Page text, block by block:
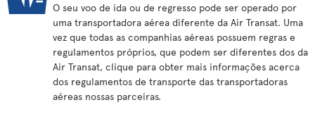
O seu voo de ida ou de regresso pode ser operado por
uma transportadora aérea diferente da Air Transat. Uma
vez que todas as companhias aéreas possuem regras e
regulamentos próprios, que podem ser diferentes dos da
Air Transat, clique para obter mais informações acerca
dos regulamentos de transporte das transportadoras
aéreas nossas parceiras.